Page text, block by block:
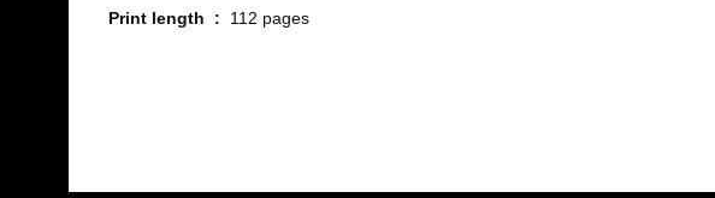
Print length ‏ : ‎ 112 pages
Görüş ve önerileriniz için teşekkür ederiz.